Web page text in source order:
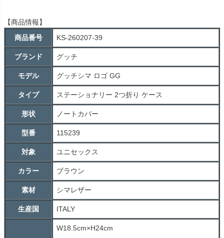
【商品情報】
商品番号
KS-260207-39
ブランド グッチ
モデル グッチシマ ロゴ GG
タイプ ステーショナリー 2つ折り ケース
形状 ノートカバー
型番 115239
対象 ユニセックス
カラー ブラウン
素材 シマレザー
生産国 ITALY
W18.5cm×H24cm